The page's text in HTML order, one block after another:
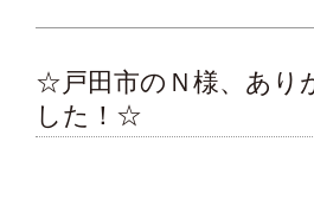
☆戸田市のＮ様、あり
した！☆